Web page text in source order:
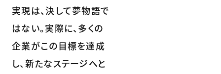
実現は、決して夢物語で
はない。実際に、多くの
企業がこの目標を達成
し、新たなステージへと